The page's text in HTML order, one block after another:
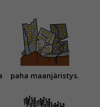
paha maanjäristys.